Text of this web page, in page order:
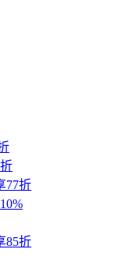
77折
85折